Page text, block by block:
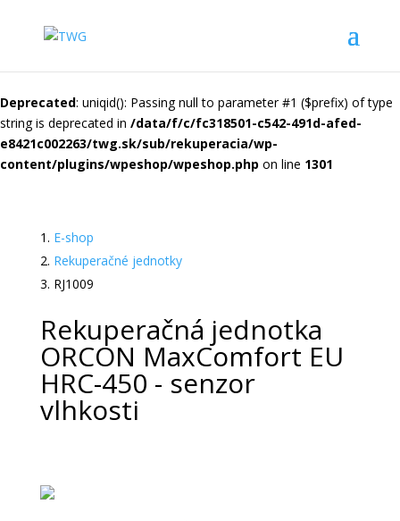
Deprecated: uniqid(): Passing null to parameter #1 ($prefix) of type
string is deprecated in /data/f/c/fc318501-c542-491d-afed-
e8421c002263/twg.sk/sub/rekuperacia/wp-
content/plugins/wpeshop/wpeshop.php on line 1301
E-shop
Rekuperačné jednotky
RJ1009
Rekuperačná jednotka
ORCON MaxComfort EU
HRC-450 - senzor
vlhkosti